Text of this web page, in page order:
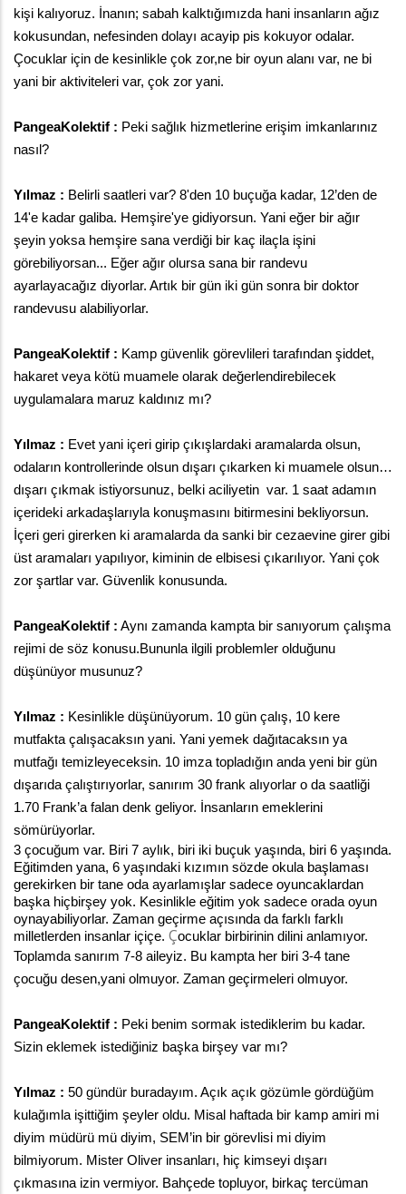
kişi kalıyoruz. İnanın; sabah kalktığımızda hani insanların ağız
kokusundan, nefesinden dolayı acayip pis kokuyor odalar.
Çocuklar için de kesinlikle çok zor,ne bir oyun alanı var, ne bi
yani bir aktiviteleri var, çok zor yani.
PangeaKolektif : Peki sağlık hizmetlerine erişim imkanlarınız
nasıl?
Yılmaz : Belirli saatleri var? 8'den 10 buçuğa kadar, 12’den de
14'e kadar galiba. Hemşire'ye gidiyorsun. Yani eğer bir ağır
şeyin yoksa hemşire sana verdiği bir kaç ilaçla işini
görebiliyorsan... Eğer ağır olursa sana bir randevu
ayarlayacağız diyorlar. Artık bir gün iki gün sonra bir doktor
randevusu alabiliyorlar.
PangeaKolektif : Kamp güvenlik görevlileri tarafından şiddet,
hakaret veya kötü muamele olarak değerlendirebilecek
uygulamalara maruz kaldınız mı?
Yılmaz : Evet yani içeri girip çıkışlardaki aramalarda olsun,
odaların kontrollerinde olsun dışarı çıkarken ki muamele olsun…
dışarı çıkmak istiyorsunuz, belki aciliyetin  var. 1 saat adamın
içerideki arkadaşlarıyla konuşmasını bitirmesini bekliyorsun.
İçeri geri girerken ki aramalarda da sanki bir cezaevine girer gibi
üst aramaları yapılıyor, kiminin de elbisesi çıkarılıyor. Yani çok
zor şartlar var. Güvenlik konusunda.
PangeaKolektif : Aynı zamanda kampta bir sanıyorum çalışma
rejimi de söz konusu.Bununla ilgili problemler olduğunu
düşünüyor musunuz?
Yılmaz : Kesinlikle düşünüyorum. 10 gün çalış, 10 kere
mutfakta çalışacaksın yani. Yani yemek dağıtacaksın ya
mutfağı temizleyeceksin. 10 imza topladığın anda yeni bir gün
dışarıda çalıştırıyorlar, sanırım 30 frank alıyorlar o da saatliği
1.70 Frank’a falan denk geliyor. İnsanların emeklerini
sömürüyorlar.
3 çocuğum var. Biri 7 aylık, biri iki buçuk yaşında, biri 6 yaşında.
Eğitimden yana, 6 yaşındaki kızımın sözde okula başlaması
gerekirken bir tane oda ayarlamışlar sadece oyuncaklardan
başka hiçbirşey yok. Kesinlikle eğitim yok sadece orada oyun
oynayabiliyorlar. Zaman geçirme açısında da farklı farklı
milletlerden insanlar içiçe. Çocuklar birbirinin dilini anlamıyor.
Toplamda sanırım 7-8 aileyiz. Bu kampta her biri 3-4 tane
çocuğu desen,yani olmuyor. Zaman geçirmeleri olmuyor.
PangeaKolektif : Peki benim sormak istediklerim bu kadar.
Sizin eklemek istediğiniz başka birşey var mı?
Yılmaz : 50 gündür buradayım. Açık açık gözümle gördüğüm
kulağımla işittiğim şeyler oldu. Misal haftada bir kamp amiri mi
diyim müdürü mü diyim, SEM’in bir görevlisi mi diyim
bilmiyorum. Mister Oliver insanları, hiç kimseyi dışarı
çıkmasına izin vermiyor. Bahçede topluyor, birkaç tercüman